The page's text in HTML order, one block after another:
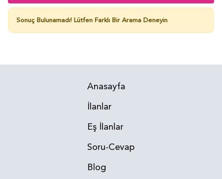
Sonuç Bulunamadı! Lütfen Farklı Bir Arama Deneyin
Anasayfa
İlanlar
Eş İlanlar
Soru-Cevap
Blog